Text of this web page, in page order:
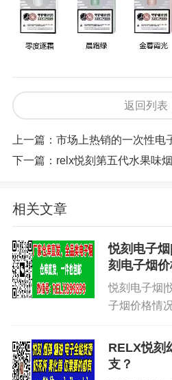
返回列表
上一篇： 市场上热销的一次性电
下一篇： relx悦刻第五代水果味
相关文章
悦刻电子
刻电子烟
悦刻电子烟|
子烟价格情
得丰富了！
冰棒，幻影
RELX悦刻
支？